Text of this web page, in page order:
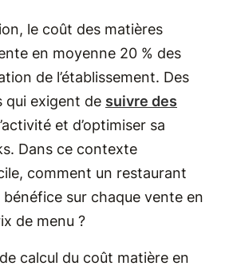
le coût des matières
en moyenne 20 % des
de l’établissement. Des
qui exigent de suivre des
et d’optimiser sa
Dans ce contexte
comment un restaurant
sur chaque vente en
de menu ?
calcul du coût matière en